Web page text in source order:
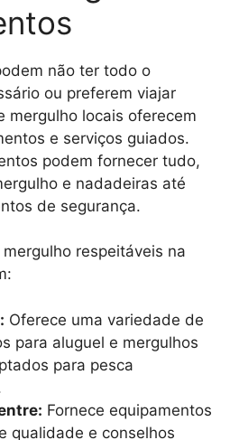
não ter todo o
ou preferem viajar
mergulho locais oferecem
e serviços guiados.
podem fornecer tudo,
e nadadeiras até
de segurança.
respeitáveis na
Oferece uma variedade de
para aluguel e mergulhos
para pesca
Fornece equipamentos
qualidade e conselhos